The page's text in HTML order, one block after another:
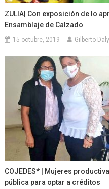
ZULIA| Con exposición de lo
Ensamblaje de Calzado
15 octubre, 2019 Gilberto Daly
COJEDES* | Mujeres
pública para optar a créditos